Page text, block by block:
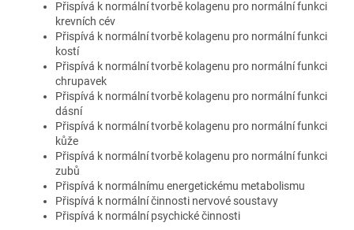
Přispívá k normální tvorbě kolagenu pro normální funkci
krevních cév
Přispívá k normální tvorbě kolagenu pro normální funkci
kostí
Přispívá k normální tvorbě kolagenu pro normální funkci
chrupavek
Přispívá k normální tvorbě kolagenu pro normální funkci
dásní
Přispívá k normální tvorbě kolagenu pro normální funkci
kůže
Přispívá k normální tvorbě kolagenu pro normální funkci
zubů
Přispívá k normálnímu energetickému metabolismu
Přispívá k normální činnosti nervové soustavy
Přispívá k normální psychické činnosti